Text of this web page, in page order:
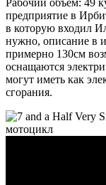
Рабочий объем: 49
предприятие в
в которую входил
нужно, описание в
примерно 130см
оснащаются
могут иметь как
сгорания.